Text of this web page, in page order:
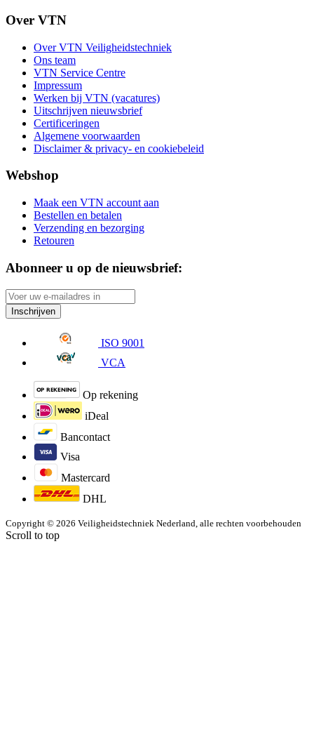
Over VTN
Over VTN Veiligheidstechniek
Ons team
VTN Service Centre
Impressum
Werken bij VTN (vacatures)
Uitschrijven nieuwsbrief
Certificeringen
Algemene voorwaarden
Disclaimer & privacy- en cookiebeleid
Webshop
Maak een VTN account aan
Bestellen en betalen
Verzending en bezorging
Retouren
Abonneer u op de nieuwsbrief:
Inschrijven
ISO 9001
VCA
Op rekening
iDeal
Bancontact
Visa
Mastercard
DHL
Copyright © 2026 Veiligheidstechniek Nederland, alle rechten voorbehouden
Scroll to top